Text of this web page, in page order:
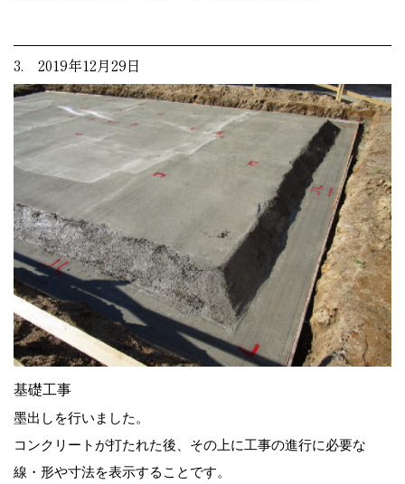
3. 2019年12月29日
基礎工事
墨出しを行いました。
コンクリートが打たれた後、その上に工事の進行に必要な
線・形や寸法を表示することです。